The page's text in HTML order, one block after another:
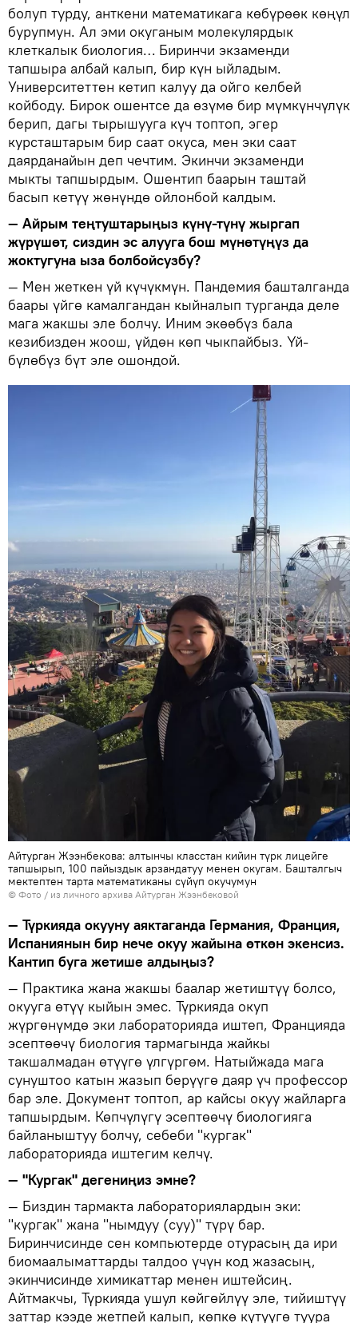
болуп турду, анткени математикага көбүрөөк көңүл
бурупмун. Ал эми окуганым молекулярдык
клеткалык биология… Биринчи экзаменди
тапшыра албай калып, бир күн ыйладым.
Университеттен кетип калуу да ойго келбей
койбоду. Бирок ошентсе да өзүмө бир мүмкүнчүлүк
берип, дагы тырышууга күч топтоп, эгер
курсташтарым бир саат окуса, мен эки саат
даярданайын деп чечтим. Экинчи экзаменди
мыкты тапшырдым. Ошентип баарын таштай
басып кетүү жөнүндө ойлонбой калдым.
— Айрым теңтуштарыңыз күнү-түнү жыргап
жүрүшөт, сиздин эс алууга бош мүнөтүңүз да
жоктугуна ыза болбойсузбу?
— Мен жеткен үй күчүкмүн. Пандемия башталганда
баары үйгө камалгандан кыйналып турганда деле
мага жакшы эле болчу. Иним экөөбүз бала
кезибизден жоош, үйдөн көп чыкпайбыз. Үй-
бүлөбүз бүт эле ошондой.
Айтурган Жээнбекова: алтынчы класстан кийин түрк лицейге
тапшырып, 100 пайыздык арзандатуу менен окугам. Башталгыч
мектептен тарта математиканы сүйүп окучумун
© Фото / из личного архива Айтурган Жээнбековой
— Түркияда окууну аяктаганда Германия, Франция,
Испаниянын бир нече окуу жайына өткөн экенсиз.
Кантип буга жетише алдыңыз?
— Практика жана жакшы баалар жетиштүү болсо,
окууга өтүү кыйын эмес. Түркияда окуп
жүргөнүмдө эки лабораторияда иштеп, Францияда
эсептөөчү биология тармагында жайкы
такшалмадан өтүүгө үлгүргөм. Натыйжада мага
сунуштоо катын жазып берүүгө даяр үч профессор
бар эле. Документ топтоп, ар кайсы окуу жайларга
тапшырдым. Көпчүлүгү эсептөөчү биологияга
байланыштуу болчу, себеби "кургак"
лабораторияда иштегим келчү.
— "Кургак" дегениңиз эмне?
— Биздин тармакта лабораториялардын эки:
"кургак" жана "нымдуу (суу)" түрү бар.
Биринчисинде сен компьютерде отурасың да ири
биомаалыматтарды талдоо үчүн код жазасың,
экинчисинде химикаттар менен иштейсиң.
Айтмакчы, Түркияда ушул көйгөйлүү эле, тийиштүү
заттар кээде жетпей калып, көпкө күтүүгө туура